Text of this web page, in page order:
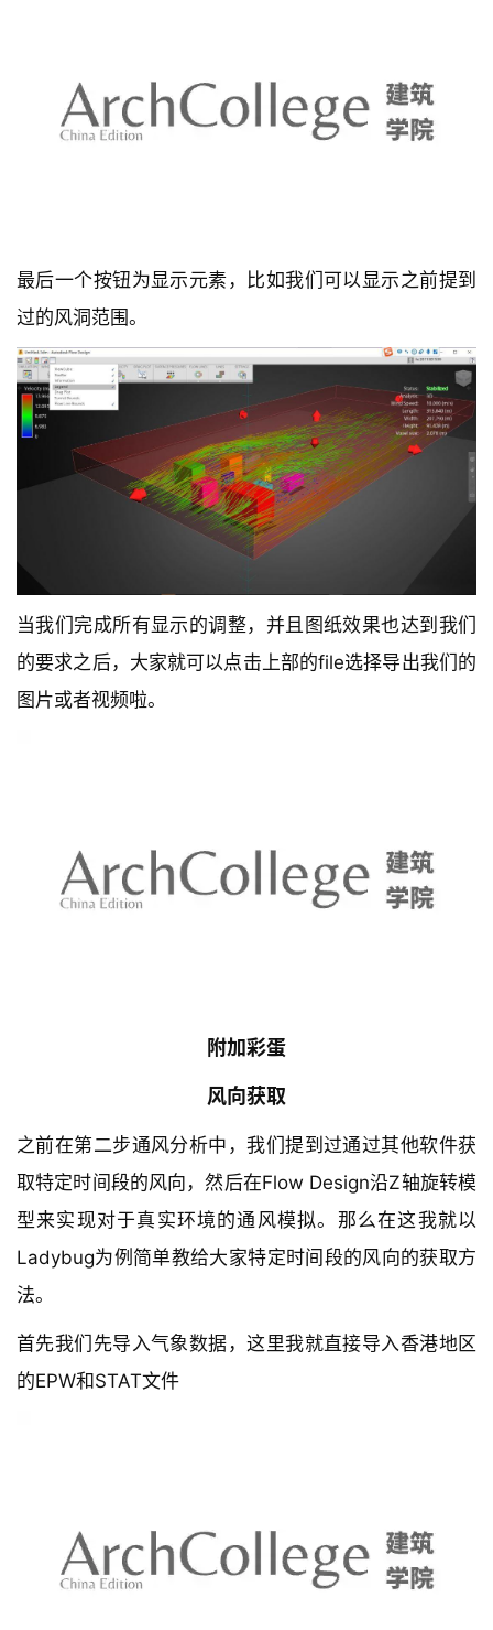
最后一个按钮为显示元素，比如我们可以显示之前提到
过的风洞范围。
当我们完成所有显示的调整，并且图纸效果也达到我们
的要求之后，大家就可以点击上部的file选择导出我们的
图片或者视频啦。
附加彩蛋
风向获取
之前在第二步通风分析中，我们提到过通过其他软件获
取特定时间段的风向，然后在Flow Design沿Z轴旋转模
型来实现对于真实环境的通风模拟。那么在这我就以
Ladybug为例简单教给大家特定时间段的风向的获取方
法。
首先我们先导入气象数据，这里我就直接导入香港地区
的EPW和STAT文件